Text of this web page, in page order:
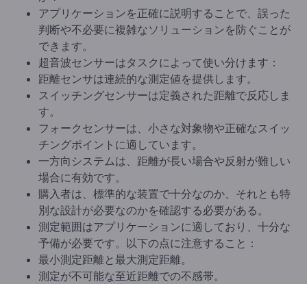
アプリケーションを正確に説明することで、誤った
判断や不必要に複雑なソリューションを防ぐことが
できます。
超音波センサーはタスクによって使い分けます：
距離センサは連続的な測定値を提供します。
スイッチングセンサーは定義された距離で反応しま
す。
フォークセンサーは、小さな対象物や正確なスイッ
チングポイントに適しています。
一方向システムは、距離が長い場合や反射が難しい
場合に有効です。
購入者は、標準的な装置で十分なのか、それとも特
別な設計が必要なのかを確認する必要がある。
測定範囲はアプリケーションに適しており、十分な
予備が必要です。以下の点に注意すること：
最小測定距離と最大測定距離。
測定が不可能な至近距離での不感帯。